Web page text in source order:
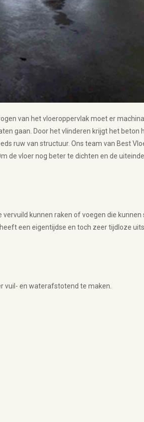
van het vloeroppervlak moet er
gaan. Door het vlinderen krijgt het beton
ruw van structuur. Ons team van Best
de vloer nog beter te dichten en de
kunnen raken of voegen die kunnen
een eigentijdse en toch zeer tijdloze
vuil- en waterafstotend te maken.